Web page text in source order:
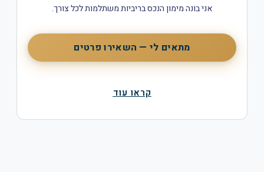
אני בונה מימון הנכס בריביות משתלמות לכל צורך.
מתאים לי — השאירו פרטים
קראו עוד